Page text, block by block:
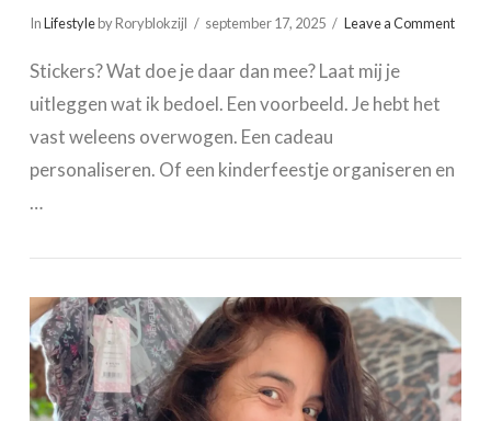
VIEW POST
InLifestyleby Roryblokzijl september 17, 2025 Leave a Comment
Stickers? Wat doe je daar dan mee? Laat mij je
uitleggen wat ik bedoel. Een voorbeeld. Je hebt het
vast weleens overwogen. Een cadeau
personaliseren. Of een kinderfeestje organiseren en
…